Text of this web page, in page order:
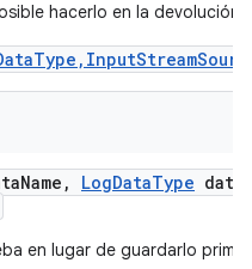
hacerlo en la devolución
Name , LogDataType data
en lugar de guardarlo